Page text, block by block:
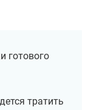
готового
тратить